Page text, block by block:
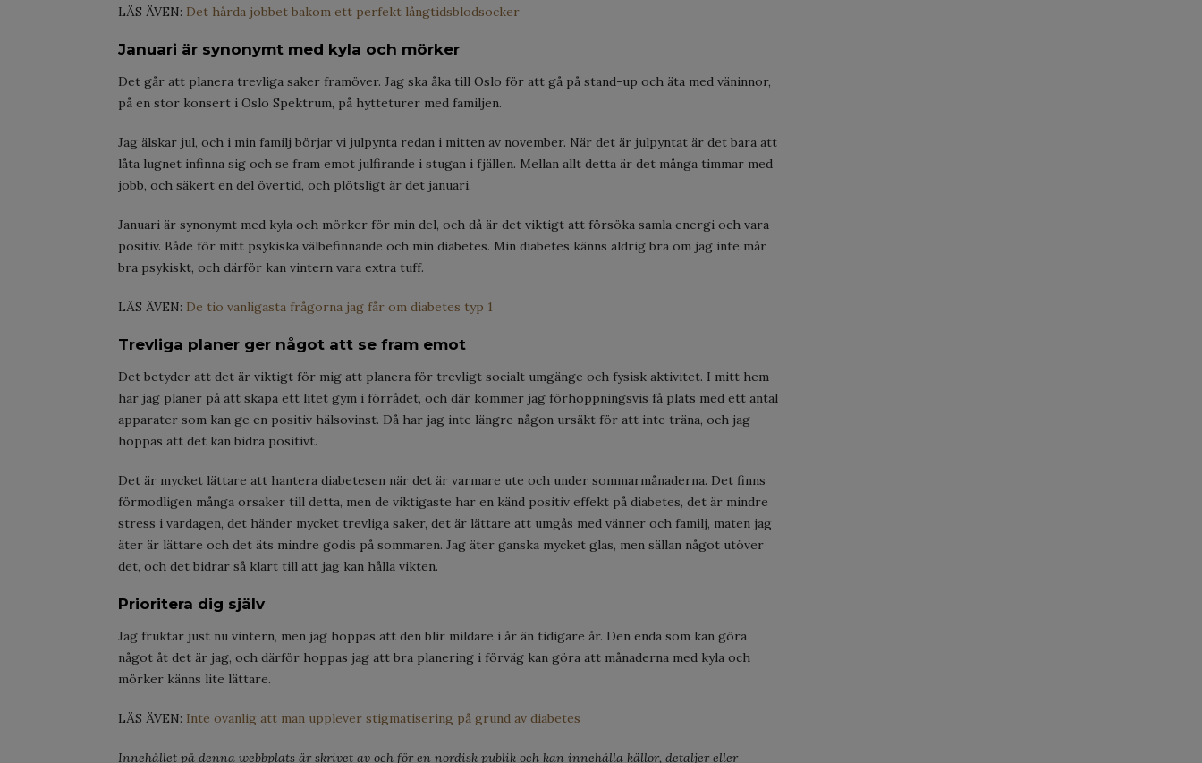
LÄS ÄVEN: Det hårda jobbet bakom ett perfekt långtidsblodsocker
Januari är synonymt med kyla och mörker
Det går att planera trevliga saker framöver. Jag ska åka till Oslo för att gå på stand-up och äta med väninnor,
på en stor konsert i Oslo Spektrum, på hytteturer med familjen.
Jag älskar jul, och i min familj börjar vi julpynta redan i mitten av november. När det är julpyntat är det bara att
låta lugnet infinna sig och se fram emot julfirande i stugan i fjällen. Mellan allt detta är det många timmar med
jobb, och säkert en del övertid, och plötsligt är det januari.
Januari är synonymt med kyla och mörker för min del, och då är det viktigt att försöka samla energi och vara
positiv. Både för mitt psykiska välbefinnande och min diabetes. Min diabetes känns aldrig bra om jag inte mår
bra psykiskt, och därför kan vintern vara extra tuff.
LÄS ÄVEN: De tio vanligasta frågorna jag får om diabetes typ 1
Trevliga planer ger något att se fram emot
Det betyder att det är viktigt för mig att planera för trevligt socialt umgänge och fysisk aktivitet. I mitt hem
har jag planer på att skapa ett litet gym i förrådet, och där kommer jag förhoppningsvis få plats med ett antal
apparater som kan ge en positiv hälsovinst. Då har jag inte längre någon ursäkt för att inte träna, och jag
hoppas att det kan bidra positivt.
Det är mycket lättare att hantera diabetesen när det är varmare ute och under sommarmånaderna. Det finns
förmodligen många orsaker till detta, men de viktigaste har en känd positiv effekt på diabetes, det är mindre
stress i vardagen, det händer mycket trevliga saker, det är lättare att umgås med vänner och familj, maten jag
äter är lättare och det äts mindre godis på sommaren. Jag äter ganska mycket glas, men sällan något utöver
det, och det bidrar så klart till att jag kan hålla vikten.
Prioritera dig själv
Jag fruktar just nu vintern, men jag hoppas att den blir mildare i år än tidigare år. Den enda som kan göra
något åt det är jag, och därför hoppas jag att bra planering i förväg kan göra att månaderna med kyla och
mörker känns lite lättare.
LÄS ÄVEN: Inte ovanlig att man upplever stigmatisering på grund av diabetes
Innehållet på denna webbplats är skrivet av och för en nordisk publik och kan innehålla källor, detaljer eller